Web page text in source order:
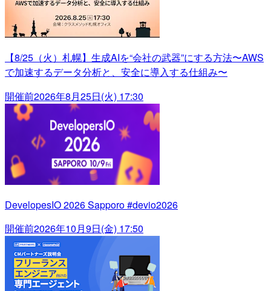
【8/25（火）札幌】生成AIを“会社の武器”にする方法〜AWS
で加速するデータ分析と、安全に導入する仕組み〜
開催前2026年8月25日(火) 17:30
DevelopesIO 2026 Sapporo #devio2026
開催前2026年10月9日(金) 17:50